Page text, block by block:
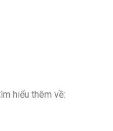
hiểu thêm về: